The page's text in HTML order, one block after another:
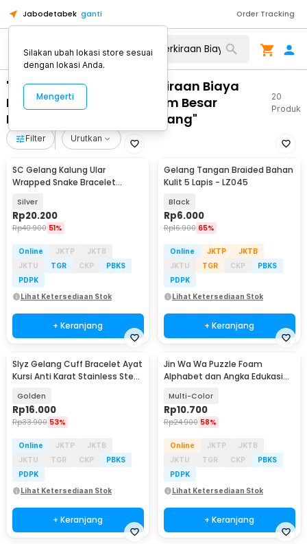
Jabodetabek ganti Order Tracking
"WA 0859 3970 0884 Perkiraan Biaya
Renovasi Kusen Aluminium Besar
Magelang Tengah Magelang"
20
Produk
Filter Urutkan
SC Gelang Kalung Ular
Wrapped Snake Bracelet
SC181
Silver
Rp20.200
Rp40.900 51%
Online JKTP
JKTB
JKTU
TGR CKP
PBKS
PDPK
Lihat Ketersediaan Stok
+ Keranjang
Gelang Tangan Braided Bahan
Kulit 5 Lapis - LZ045
Black
Rp6.000
Rp16.900 65%
Online JKTP
JKTB
JKTU
TGR CKP
PBKS
PDPK
Lihat Ketersediaan Stok
+ Keranjang
Slyz Gelang Cuff Bracelet Ayat
Kursi Anti Karat Stainless Steel
Golden
Rp16.000
Rp33.900 53%
Online JKTP
JKTB
JKTU
TGR CKP
PBKS
PDPK
Lihat Ketersediaan Stok
+ Keranjang
Jin Wa Wa Puzzle Foam
Alphabet dan Angka Edukasi
Multi-Color
Rp10.700
Rp24.900 58%
Online JKTP
JKTB
JKTU
TGR CKP
PBKS
PDPK
Lihat Ketersediaan Stok
+ Keranjang
Silakan ubah lokasi store sesuai
dengan lokasi Anda.
Mengerti